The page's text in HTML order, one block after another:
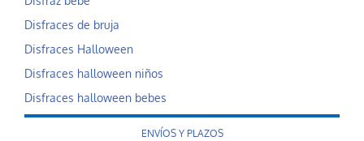
Disfraces de bruja
Disfraces Halloween
Disfraces halloween niños
Disfraces halloween bebes
ENVÍOS Y PLAZOS